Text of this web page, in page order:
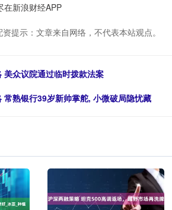
在新浪财经APP
资提示：文章来自网络，不代表本站观点。
美众议院通过临时拨款法案
常熟银行39岁新帅掌舵, 小微破局隐忧藏